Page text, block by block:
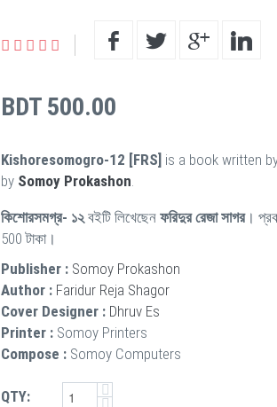
BDT 500.00
Kishoresomogro-12 [FRS] is a book written
by Somoy Prokashon.
কিশোরসমগ্র- ১২বইটি লিখেছেন ফরিদুর রেজা সাগর।
500 টাকা।
Publisher : Somoy Prokashon
Author : Faridur Reja Shagor
Cover Designer : Dhruv Es
Printer : Somoy Printers
Compose : Somoy Computers
QTY: